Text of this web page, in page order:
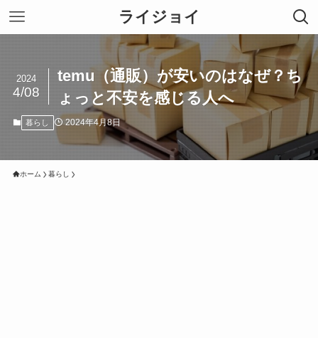
ライジョイ
temu（通販）が安いのはなぜ？ち
ょっと不安を感じる人へ
2024
4/08
暮らし 2024年4月8日
ホーム 暮らし